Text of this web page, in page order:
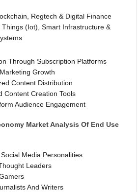
Regtech & Digital Finance
(Iot), Smart Infrastructure &
Through Subscription Platforms
Growth
Content Distribution
Content Creation Tools
Audience Engagement
Market Analysis Of End Use
Media Personalities
Leaders
And Writers